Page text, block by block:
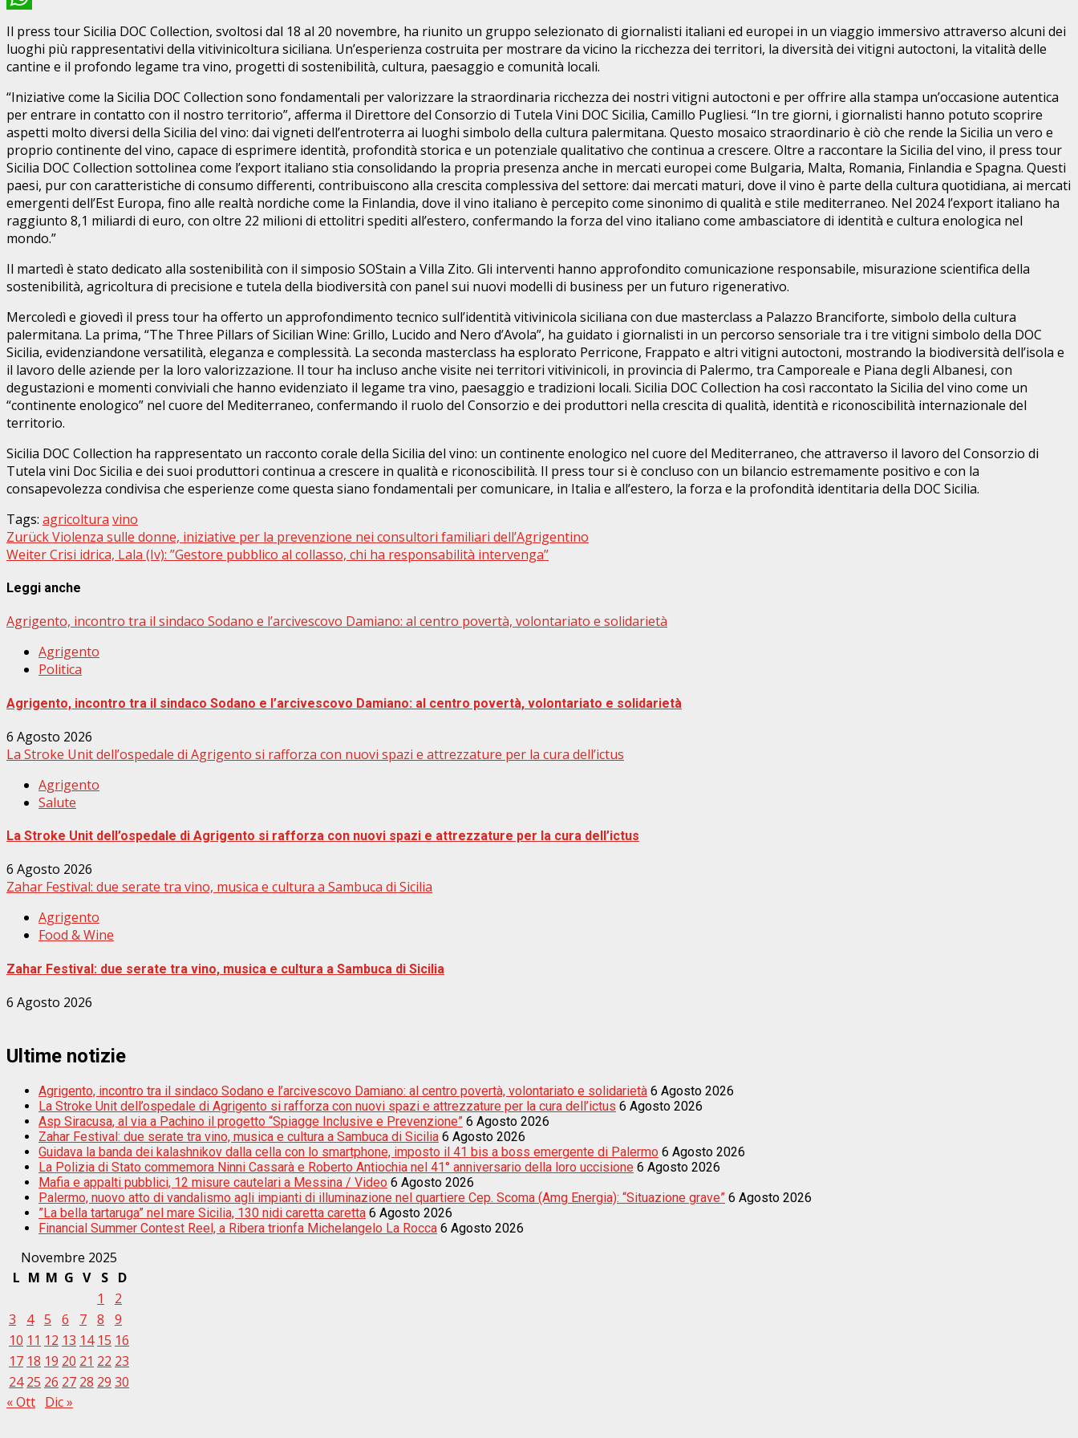
WhatsApp
Il press tour Sicilia DOC Collection, svoltosi dal 18 al 20 novembre, ha riunito un gruppo selezionato di giornalisti italiani ed europei in un viaggio immersivo attraverso alcuni dei
luoghi più rappresentativi della vitivinicoltura siciliana. Un’esperienza costruita per mostrare da vicino la ricchezza dei territori, la diversità dei vitigni autoctoni, la vitalità delle
cantine e il profondo legame tra vino, progetti di sostenibilità, cultura, paesaggio e comunità locali.
“Iniziative come la Sicilia DOC Collection sono fondamentali per valorizzare la straordinaria ricchezza dei nostri vitigni autoctoni e per offrire alla stampa un’occasione autentica
per entrare in contatto con il nostro territorio”, afferma il Direttore del Consorzio di Tutela Vini DOC Sicilia, Camillo Pugliesi. “In tre giorni, i giornalisti hanno potuto scoprire
aspetti molto diversi della Sicilia del vino: dai vigneti dell’entroterra ai luoghi simbolo della cultura palermitana. Questo mosaico straordinario è ciò che rende la Sicilia un vero e
proprio continente del vino, capace di esprimere identità, profondità storica e un potenziale qualitativo che continua a crescere. Oltre a raccontare la Sicilia del vino, il press tour
Sicilia DOC Collection sottolinea come l’export italiano stia consolidando la propria presenza anche in mercati europei come Bulgaria, Malta, Romania, Finlandia e Spagna. Questi
paesi, pur con caratteristiche di consumo differenti, contribuiscono alla crescita complessiva del settore: dai mercati maturi, dove il vino è parte della cultura quotidiana, ai mercati
emergenti dell’Est Europa, fino alle realtà nordiche come la Finlandia, dove il vino italiano è percepito come sinonimo di qualità e stile mediterraneo. Nel 2024 l’export italiano ha
raggiunto 8,1 miliardi di euro, con oltre 22 milioni di ettolitri spediti all’estero, confermando la forza del vino italiano come ambasciatore di identità e cultura enologica nel
mondo.”
Il martedì è stato dedicato alla sostenibilità con il simposio SOStain a Villa Zito. Gli interventi hanno approfondito comunicazione responsabile, misurazione scientifica della
sostenibilità, agricoltura di precisione e tutela della biodiversità con panel sui nuovi modelli di business per un futuro rigenerativo.
Mercoledì e giovedì il press tour ha offerto un approfondimento tecnico sull’identità vitivinicola siciliana con due masterclass a Palazzo Branciforte, simbolo della cultura
palermitana. La prima, “The Three Pillars of Sicilian Wine: Grillo, Lucido and Nero d’Avola”, ha guidato i giornalisti in un percorso sensoriale tra i tre vitigni simbolo della DOC
Sicilia, evidenziandone versatilità, eleganza e complessità. La seconda masterclass ha esplorato Perricone, Frappato e altri vitigni autoctoni, mostrando la biodiversità dell’isola e
il lavoro delle aziende per la loro valorizzazione. Il tour ha incluso anche visite nei territori vitivinicoli, in provincia di Palermo, tra Camporeale e Piana degli Albanesi, con
degustazioni e momenti conviviali che hanno evidenziato il legame tra vino, paesaggio e tradizioni locali. Sicilia DOC Collection ha così raccontato la Sicilia del vino come un
“continente enologico” nel cuore del Mediterraneo, confermando il ruolo del Consorzio e dei produttori nella crescita di qualità, identità e riconoscibilità internazionale del
territorio.
Sicilia DOC Collection ha rappresentato un racconto corale della Sicilia del vino: un continente enologico nel cuore del Mediterraneo, che attraverso il lavoro del Consorzio di
Tutela vini Doc Sicilia e dei suoi produttori continua a crescere in qualità e riconoscibilità. Il press tour si è concluso con un bilancio estremamente positivo e con la
consapevolezza condivisa che esperienze come questa siano fondamentali per comunicare, in Italia e all’estero, la forza e la profondità identitaria della DOC Sicilia.
Tags: agricoltura vino
Beitragsnavigation
ZurückViolenza sulle donne, iniziative per la prevenzione nei consultori familiari dell’Agrigentino
WeiterCrisi idrica, Lala (Iv): ”Gestore pubblico al collasso, chi ha responsabilità intervenga”
Leggi anche
Agrigento, incontro tra il sindaco Sodano e l’arcivescovo Damiano: al centro povertà, volontariato e solidarietà
Agrigento
Politica
Agrigento, incontro tra il sindaco Sodano e l’arcivescovo Damiano: al centro povertà, volontariato e solidarietà
6 Agosto 2026
La Stroke Unit dell’ospedale di Agrigento si rafforza con nuovi spazi e attrezzature per la cura dell’ictus
Agrigento
Salute
La Stroke Unit dell’ospedale di Agrigento si rafforza con nuovi spazi e attrezzature per la cura dell’ictus
6 Agosto 2026
Zahar Festival: due serate tra vino, musica e cultura a Sambuca di Sicilia
Agrigento
Food & Wine
Zahar Festival: due serate tra vino, musica e cultura a Sambuca di Sicilia
6 Agosto 2026
Ultime notizie
Agrigento, incontro tra il sindaco Sodano e l’arcivescovo Damiano: al centro povertà, volontariato e solidarietà 6 Agosto 2026
La Stroke Unit dell’ospedale di Agrigento si rafforza con nuovi spazi e attrezzature per la cura dell’ictus 6 Agosto 2026
Asp Siracusa, al via a Pachino il progetto “Spiagge Inclusive e Prevenzione” 6 Agosto 2026
Zahar Festival: due serate tra vino, musica e cultura a Sambuca di Sicilia 6 Agosto 2026
Guidava la banda dei kalashnikov dalla cella con lo smartphone, imposto il 41 bis a boss emergente di Palermo 6 Agosto 2026
La Polizia di Stato commemora Ninni Cassarà e Roberto Antiochia nel 41° anniversario della loro uccisione 6 Agosto 2026
Mafia e appalti pubblici, 12 misure cautelari a Messina / Video 6 Agosto 2026
Palermo, nuovo atto di vandalismo agli impianti di illuminazione nel quartiere Cep. Scoma (Amg Energia): “Situazione grave” 6 Agosto 2026
”La bella tartaruga” nel mare Sicilia, 130 nidi caretta caretta 6 Agosto 2026
Financial Summer Contest Reel, a Ribera trionfa Michelangelo La Rocca 6 Agosto 2026
Novembre 2025
L M M G V S
D
1
2
3
4 5 6 7 8
9
10 11 12 13 14 15 16
17 18 19 20 21 22 23
24 25 26 27 28 29 30
« Ott Dic »